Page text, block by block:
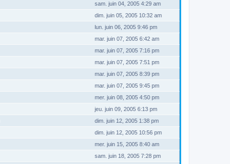
sam. juin 04, 2005 4:29 am
dim. juin 05, 2005 10:32 am
lun. juin 06, 2005 9:46 pm
mar. juin 07, 2005 6:42 am
mar. juin 07, 2005 7:16 pm
mar. juin 07, 2005 7:51 pm
mar. juin 07, 2005 8:39 pm
mar. juin 07, 2005 9:45 pm
mer. juin 08, 2005 4:50 pm
jeu. juin 09, 2005 6:13 pm
dim. juin 12, 2005 1:38 pm
dim. juin 12, 2005 10:56 pm
mer. juin 15, 2005 8:40 am
sam. juin 18, 2005 7:28 pm